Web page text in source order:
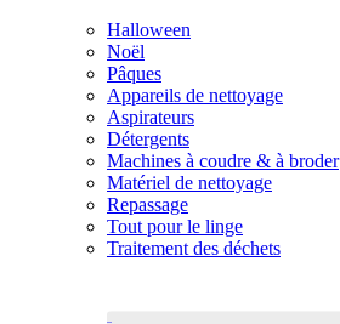
Halloween
Noël
Pâques
Appareils de nettoyage
Aspirateurs
Détergents
Machines à coudre & à broder
Matériel de nettoyage
Repassage
Tout pour le linge
Traitement des déchets